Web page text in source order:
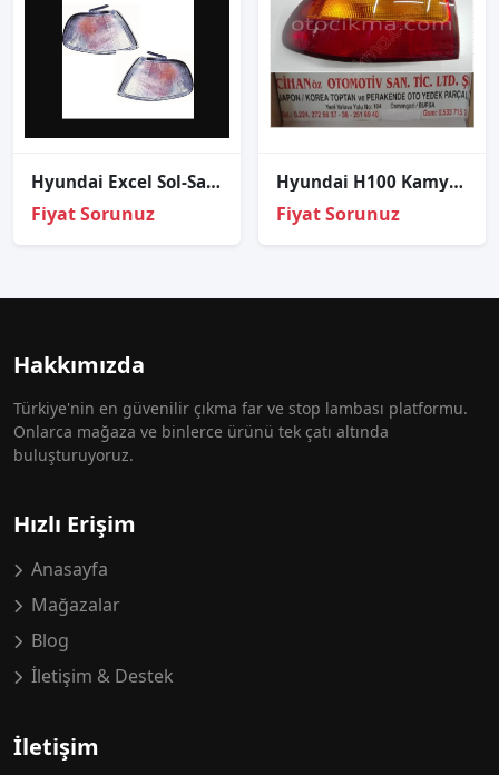
Hyundai Excel Sol-Sağ Sinyal 92 94 Adet
Fiyat Sorunuz
Hyundai H100 Kamyonet Stop Sağ Sol 2004 2012
Fiyat Sorunuz
Hakkımızda
Türkiye'nin en güvenilir çıkma far ve stop lambası platformu.
Onlarca mağaza ve binlerce ürünü tek çatı altında
buluşturuyoruz.
Hızlı Erişim
Anasayfa
Mağazalar
Blog
İletişim & Destek
İletişim